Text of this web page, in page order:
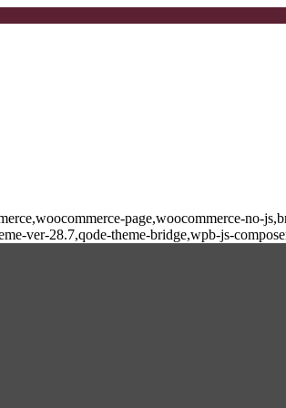
page,woocommerce-no-
ver-28.7,qode-theme-bridge,wpb-js-